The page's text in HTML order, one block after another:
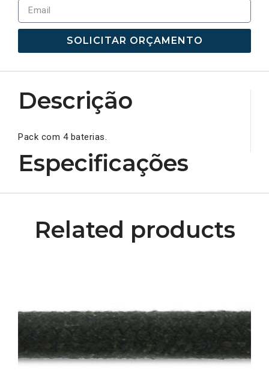
SOLICITAR ORÇAMENTO
Descrição
Pack com 4 baterias.
Especificações
Related products